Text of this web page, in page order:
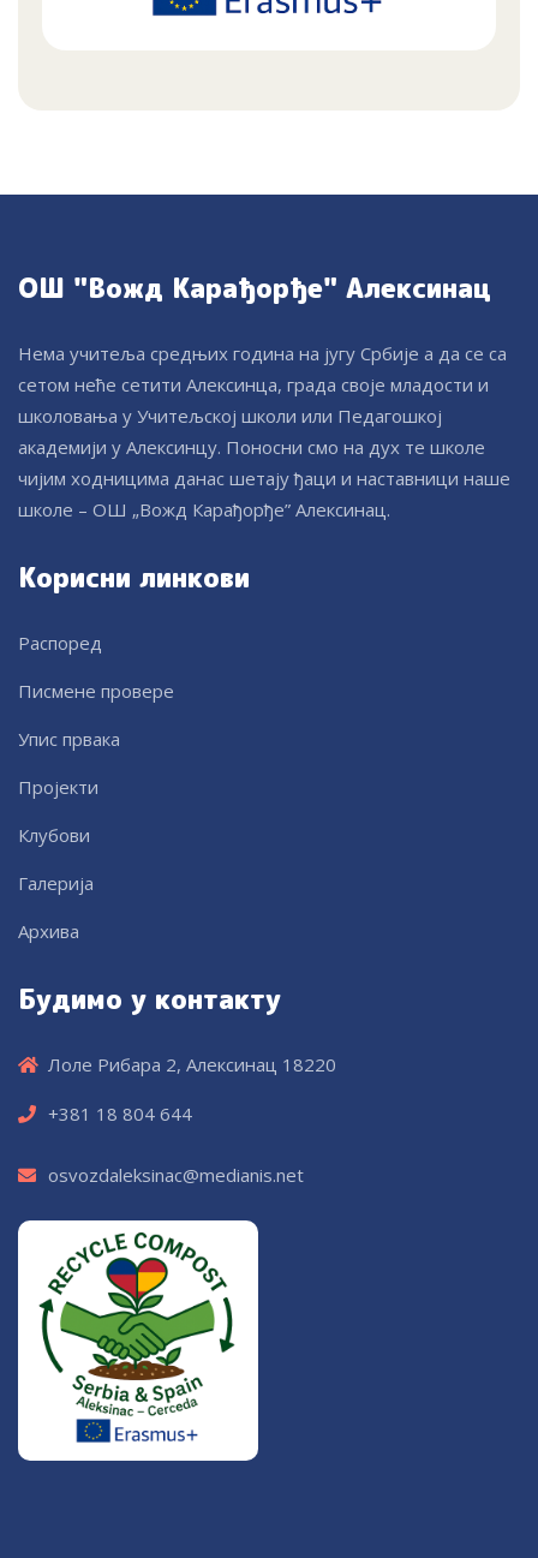
ОШ "Вожд Карађорђе" Алексинац
Нема учитеља средњих година на југу Србије а да се са
сетом неће сетити Алексинца, града своје младости и
школовања у Учитељској школи или Педагошкој
академији у Алексинцу. Поносни смо на дух те школе
чијим ходницима данас шетају ђаци и наставници наше
школе – ОШ „Вожд Карађорђе” Алексинац.
Корисни линкови
Распоред
Писмене провере
Упис првака
Пројекти
Клубови
Галерија
Архива
Будимо у контакту
Лоле Рибара 2, Алексинац 18220
+381 18 804 644
osvozdaleksinac@medianis.net